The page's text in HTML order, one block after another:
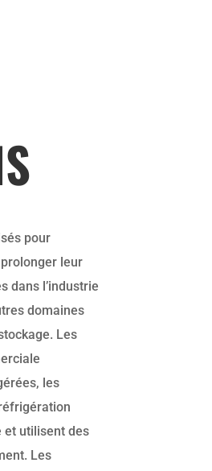
pour
leur
dans l’industrie
domaines
Les
les
et utilisent des
Les